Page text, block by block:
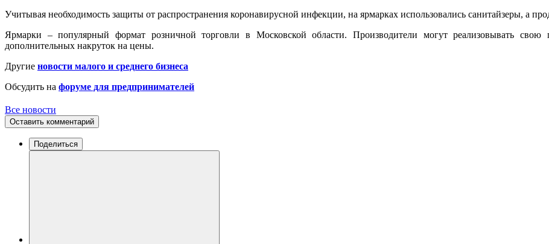
Учитывая необходимость защиты от распространения коронавирусной инфекции, на ярмарках использовались санитайзеры, а
Ярмарки – популярный формат розничной торговли в Московской области. Производители могут реализовывать
дополнительных накруток на цены.
Другие новости малого и среднего бизнеса
Обсудить на форуме для предпринимателей
Все новости
Оставить комментарий
Поделиться